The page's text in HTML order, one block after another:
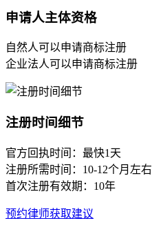
申请人主体资格
自然人可以申请商标注册
企业法人可以申请商标注册
注册时间细节
官方回执时间：最快1天
注册所需时间：10-12个月左右
首次注册有效期：10年
预约律师获取建议